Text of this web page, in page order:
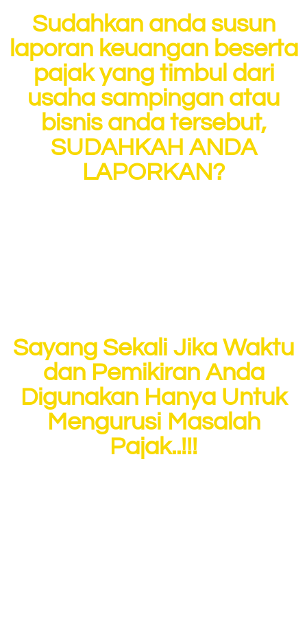
Sudahkan anda susun
laporan keuangan beserta
pajak yang timbul dari
usaha sampingan atau
bisnis anda tersebut,
SUDAHKAH ANDA
LAPORKAN?
Sayang Sekali Jika Waktu
dan Pemikiran Anda
Digunakan Hanya Untuk
Mengurusi Masalah
Pajak..!!!